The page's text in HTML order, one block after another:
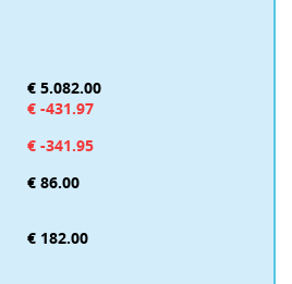
een indicatie van de prijs per persoon.
afwijken wegens actuele kortingen en
reissom te zien
€ 5.082.00
€ -431.97
€ -341.95
€ 86.00
€ 182.00